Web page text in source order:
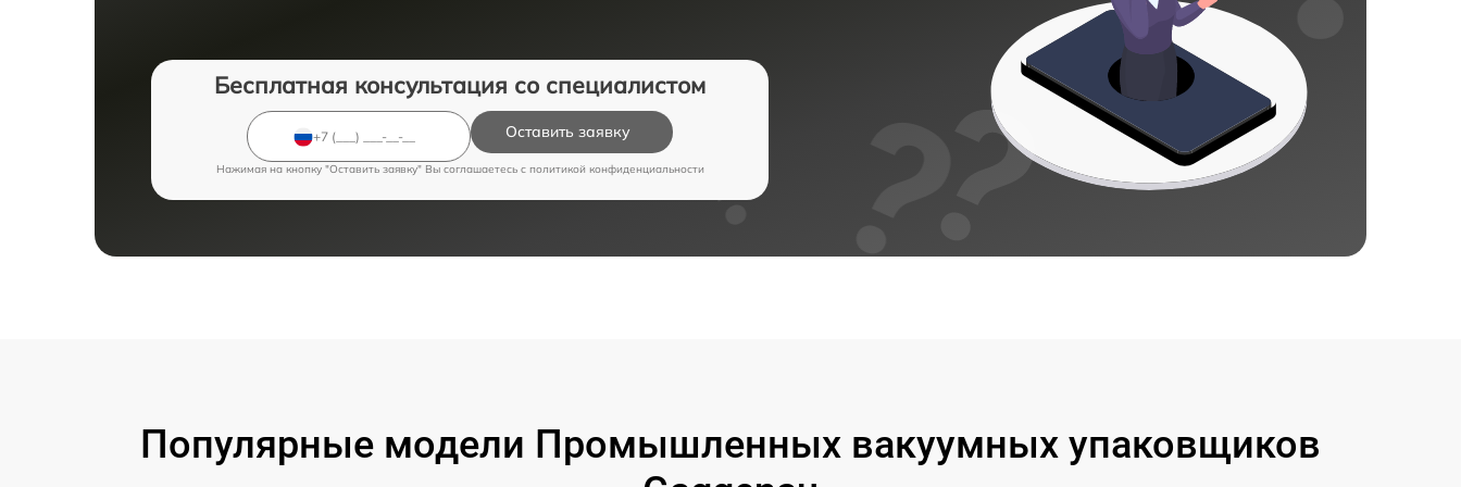
Бесплатная консультация со специалистом
Оставить заявку
Нажимая на кнопку "Оставить заявку" Вы соглашаетесь c политикой конфиденциальности
Популярные модели Промышленных вакуумных упаковщиков